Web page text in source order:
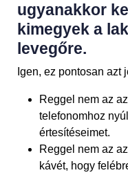
ugyanakkor
kimegyek a
levegőre.
Igen, ez pontosan azt
Reggel nem az
telefonomhoz
értesítéseimet.
Reggel nem az
kávét, hogy